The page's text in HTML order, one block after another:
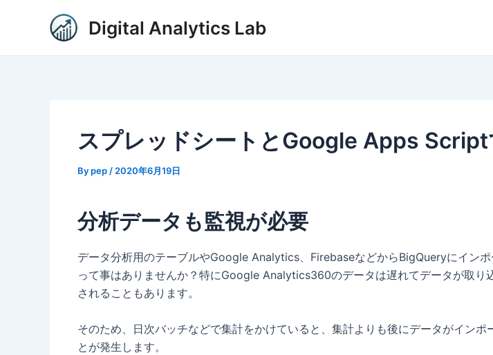
Digital Analytics Lab
スプレッドシートとGoogle Apps
Bypep / 2020年6月19日
分析データも監視が必要
データ分析用のテーブルやGoogle Analytics、FirebaseなどからBigQueryにイン
って事はありませんか？特にGoogle Analytics360のデータは遅れてデータが取り
されることもあります。
そのため、日次バッチなどで集計をかけていると、集計よりも後にデータがイン
とが発生します。
navigation